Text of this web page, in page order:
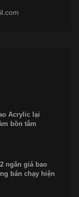
Acrylic lại
bồn tắm
ngăn giá bao
bán chạy hiện